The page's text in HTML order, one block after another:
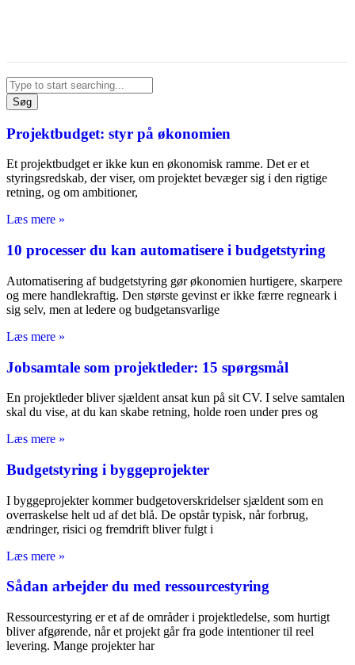
Søg
Projektbudget: styr på økonomien
Et projektbudget er ikke kun en økonomisk ramme. Det er et
styringsredskab, der viser, om projektet bevæger sig i den rigtige
retning, og om ambitioner,
Læs mere »
10 processer du kan automatisere i budgetstyring
Automatisering af budgetstyring gør økonomien hurtigere, skarpere
og mere handlekraftig. Den største gevinst er ikke færre regneark i
sig selv, men at ledere og budgetansvarlige
Læs mere »
Jobsamtale som projektleder: 15 spørgsmål
En projektleder bliver sjældent ansat kun på sit CV. I selve samtalen
skal du vise, at du kan skabe retning, holde roen under pres og
Læs mere »
Budgetstyring i byggeprojekter
I byggeprojekter kommer budgetoverskridelser sjældent som en
overraskelse helt ud af det blå. De opstår typisk, når forbrug,
ændringer, risici og fremdrift bliver fulgt i
Læs mere »
Sådan arbejder du med ressourcestyring
Ressourcestyring er et af de områder i projektledelse, som hurtigt
bliver afgørende, når et projekt går fra gode intentioner til reel
levering. Mange projekter har